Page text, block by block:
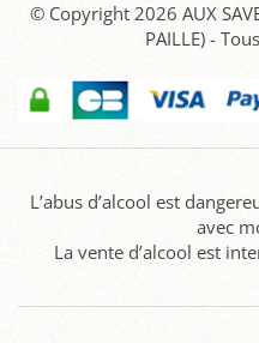
© Copyright 2026 AUX
PAILLE) -
L’abus d’alcool est
avec
La vente d’alcool est